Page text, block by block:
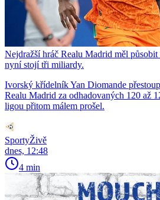
Nejdražší hráč Realu Madrid měl
nyní stojí tři miliardy.
Ivorský křídelník Yan Diomande
Realu Madrid za odhadovaných 120 až
ligou přitom málem prošel.
SportyŽivě
dnes, 12:48
4 min